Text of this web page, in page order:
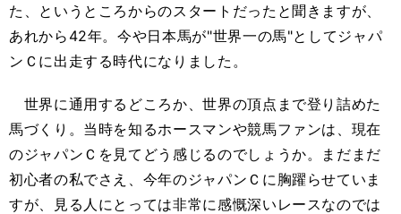
た、というところからのスタートだったと聞きますが、
あれから42年。今や日本馬が"世界一の馬"としてジャパ
ンＣに出走する時代になりました。
世界に通用するどころか、世界の頂点まで登り詰めた
馬づくり。当時を知るホースマンや競馬ファンは、現在
のジャパンＣを見てどう感じるのでしょうか。まだまだ
初心者の私でさえ、今年のジャパンＣに胸躍らせていま
すが、見る人にとっては非常に感慨深いレースなのでは